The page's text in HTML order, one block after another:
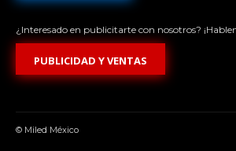
¿Interesado en publicitarte con nosotros?
PUBLICIDAD Y VENTAS
© Miled México